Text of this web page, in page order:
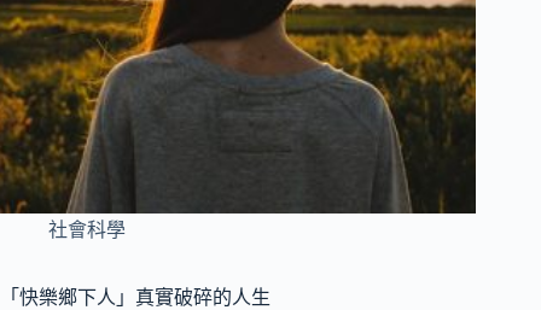
社會科學
「快樂鄉下人」真實破碎的人生